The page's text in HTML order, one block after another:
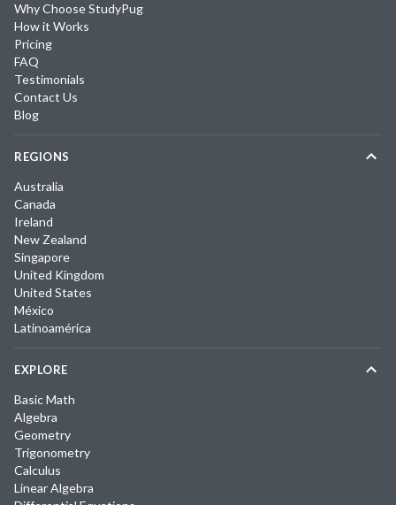
Why Choose StudyPug
How it Works
Pricing
FAQ
Testimonials
Contact Us
Blog
REGIONS
Australia
Canada
Ireland
New Zealand
Singapore
United Kingdom
United States
México
Latinoamérica
EXPLORE
Basic Math
Algebra
Geometry
Trigonometry
Calculus
Linear Algebra